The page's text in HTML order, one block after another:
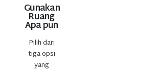
Gunakan
Ruang
Apa pun
Pilih dari
tiga opsi
yang